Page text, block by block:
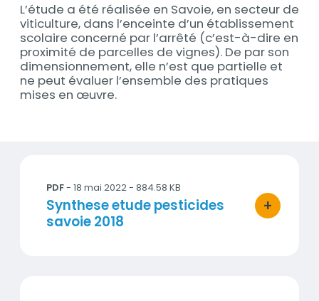
L’étude a été réalisée en Savoie, en secteur de
viticulture, dans l’enceinte d’un établissement
scolaire concerné par l’arrêté (c’est-à-dire en
proximité de parcelles de vignes). De par son
dimensionnement, elle n’est que partielle et
ne peut évaluer l’ensemble des pratiques
mises en œuvre.
PDF- 18 mai 2022 - 884.58 KB
Titre
Synthese etude pesticides
savoie 2018
+
bouton